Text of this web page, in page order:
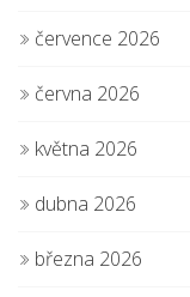
července 2026
června 2026
května 2026
dubna 2026
března 2026